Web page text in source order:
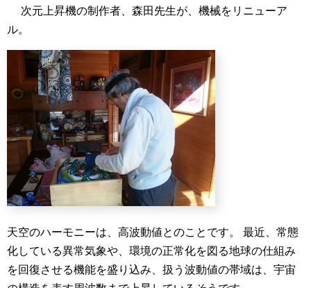
次元上昇機の制作者、森田先生が、機械をリニューア
ル。
天空のハーモニーは、高波動値とのことです。
最近、常態
化している異常気象や、環境の正常化を図る地球の仕組み
を回復させる機能を盛り込み、扱う波動値の帯域は、宇宙